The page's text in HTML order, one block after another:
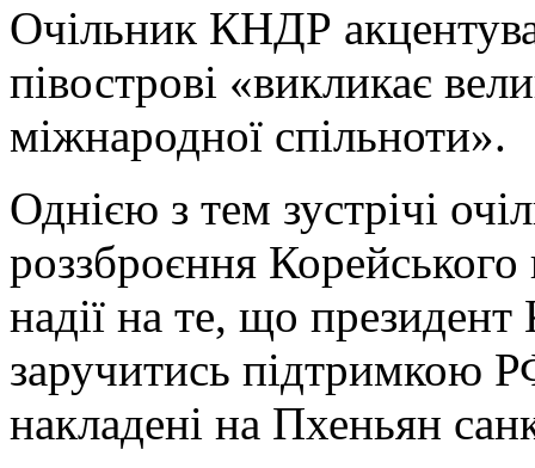
Очільник КНДР
півострові «викликає
міжнародної спільноти».
Однією з тем зустрічі
роззброєння
надії на те, що
заручитись підтримкою
накладені на Пхеньян